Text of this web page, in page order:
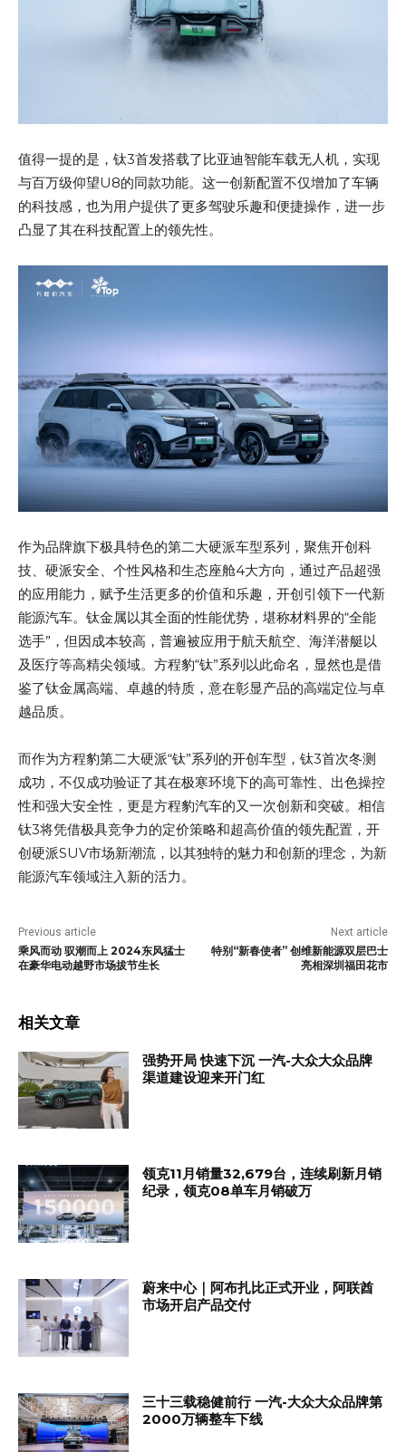
值得一提的是，钛3首发搭载了比亚迪智能车载无人机，实现
与百万级仰望U8的同款功能。这一创新配置不仅增加了车辆
的科技感，也为用户提供了更多驾驶乐趣和便捷操作，进一步
凸显了其在科技配置上的领先性。
作为品牌旗下极具特色的第二大硬派车型系列，聚焦开创科
技、硬派安全、个性风格和生态座舱4大方向，通过产品超强
的应用能力，赋予生活更多的价值和乐趣，开创引领下一代新
能源汽车。钛金属以其全面的性能优势，堪称材料界的“全能
选手”，但因成本较高，普遍被应用于航天航空、海洋潜艇以
及医疗等高精尖领域。方程豹“钛”系列以此命名，显然也是借
鉴了钛金属高端、卓越的特质，意在彰显产品的高端定位与卓
越品质。
而作为方程豹第二大硬派“钛”系列的开创车型，钛3首次冬测
成功，不仅成功验证了其在极寒环境下的高可靠性、出色操控
性和强大安全性，更是方程豹汽车的又一次创新和突破。相信
钛3将凭借极具竞争力的定价策略和超高价值的领先配置，开
创硬派SUV市场新潮流，以其独特的魅力和创新的理念，为新
能源汽车领域注入新的活力。
Previous article
乘风而动 驭潮而上 2024东风猛士
在豪华电动越野市场拔节生长
Next article
特别“新春使者” 创维新能源双层巴士
亮相深圳福田花市
相关文章
强势开局 快速下沉 一汽-大众大众品牌
渠道建设迎来开门红
领克11月销量32,679台，连续刷新月销
纪录，领克08单车月销破万
蔚来中心｜阿布扎比正式开业，阿联酋
市场开启产品交付
三十三载稳健前行 一汽-大众大众品牌第
2000万辆整车下线